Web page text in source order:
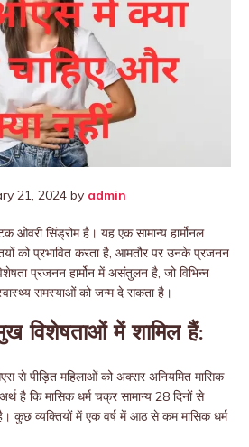
21, 2024 by admin
ओवरी सिंड्रोम है। यह एक सामान्य हार्मोनल
को प्रभावित करता है, आमतौर पर उनके प्रजनन
प्रजनन हार्मोन में असंतुलन है, जो विभिन्न
समस्याओं को जन्म दे सकता है।
विशेषताओं में शामिल हैं:
से पीड़ित महिलाओं को अक्सर अनियमित मासिक
है कि मासिक धर्म चक्र सामान्य 28 दिनों से
कुछ व्यक्तियों में एक वर्ष में आठ से कम मासिक धर्म